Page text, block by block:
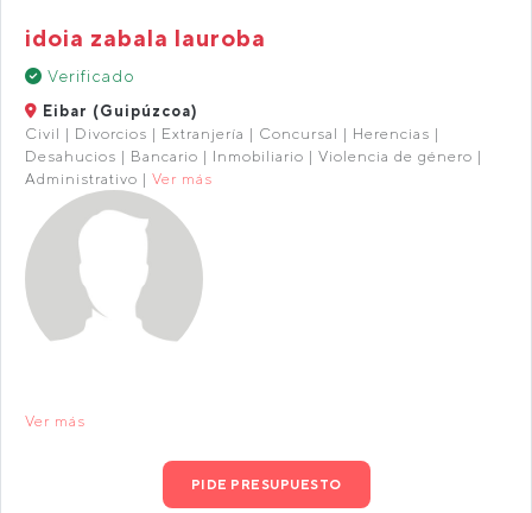
idoia zabala lauroba
Verificado
Eibar (Guipúzcoa)
Civil | Divorcios | Extranjería | Concursal | Herencias |
Desahucios | Bancario | Inmobiliario | Violencia de género |
Administrativo | Ver más
Ver más
PIDE PRESUPUESTO